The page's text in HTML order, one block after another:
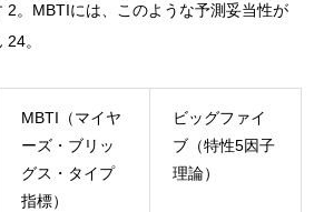
2。MBTIには、このような予測妥当性が
。
MBTI（マイヤ
ーズ・ブリッ
グス・タイプ
指標）
ビッグファイ
ブ（特性5因子
理論）